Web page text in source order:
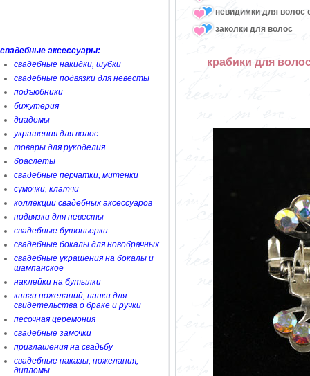
свадебные аксессуары:
свадебные накидки, шубки
свадебные подвязки для невесты
подъюбники
бижутерия
диадемы
украшения для волос
товары для рукоделия
браслеты
свадебные перчатки, митенки
сумочки, клатчи
коллекции свадебных аксессуаров
подвязки для невесты
свадебные бутоньерки
свадебные бокалы для новобрачных
свадебные украшения на бокалы и
шампанское
наклейки на бутылки
книги пожеланий, папки для
свидетельства о браке и ручки
песочная церемония
свадебные замочки
приглашения на свадьбу
свадебные наказы, пожелания,
дипломы
невидимки для волос
заколки для волос
крабики для